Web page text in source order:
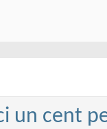
un cent